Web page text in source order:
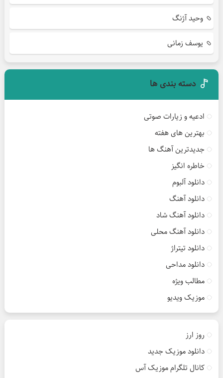
وحید آژنگ
یوسف زمانی
دسته بندی ها
ادعیه و زیارات صوتی
بهترین های هفته
جدیدترین آهنگ ها
خاطره انگیز
دانلود آلبوم
دانلود آهنگ
دانلود آهنگ شاد
دانلود آهنگ محلی
دانلود تیتراژ
دانلود مداحی
مطالب ویژه
موزیک ویدیو
روز ارز
دانلود موزیک جدید
کانال تلگرام موزیک آس